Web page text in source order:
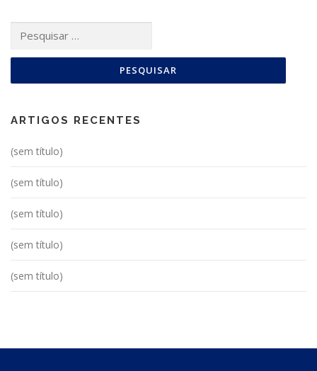
por:
ARTIGOS RECENTES
(sem título)
(sem título)
(sem título)
(sem título)
(sem título)